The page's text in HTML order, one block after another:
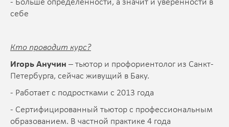
- Больше определенности, а значит и уверенности в
себе
Кто проводит курс?
Игорь Анучин – тьютор и профориентолог из Санкт-
Петербурга, сейчас живущий в Баку.
- Работает с подростками с 2013 года
- Сертифицированный тьютор с профессиональным
образованием. В частной практике 4 года